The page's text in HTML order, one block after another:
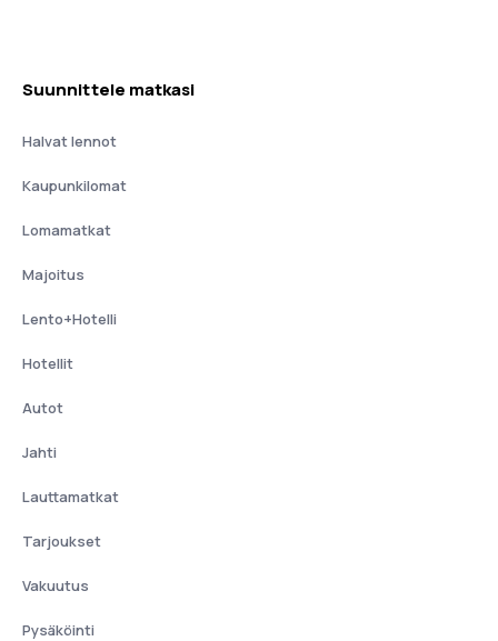
Suunnittele matkasi
Halvat lennot
Kaupunkilomat
Lomamatkat
Majoitus
Lento+Hotelli
Hotellit
Autot
Jahti
Lauttamatkat
Tarjoukset
Vakuutus
Pysäköinti